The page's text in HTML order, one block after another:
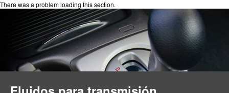
There was a problem loading this section.